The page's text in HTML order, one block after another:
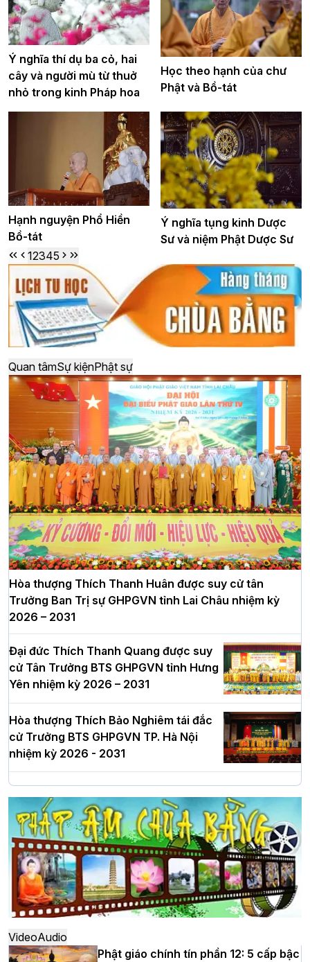
Ý nghĩa thí dụ ba cỏ, hai
cây và người mù từ thuở
nhỏ trong kinh Pháp hoa
Học theo hạnh của chư
Phật và Bồ-tát
Hạnh nguyện Phổ Hiền
Bồ-tát
Ý nghĩa tụng kinh Dược
Sư và niệm Phật Dược Sư
12345
Quan tâmSự kiệnPhật sự
Hòa thượng Thích Thanh Huân được suy cử tân
Trưởng Ban Trị sự GHPGVN tỉnh Lai Châu nhiệm kỳ
2026 – 2031
Đại đức Thích Thanh Quang được suy
cử Tân Trưởng BTS GHPGVN tỉnh Hưng
Yên nhiệm kỳ 2026 – 2031
Hòa thượng Thích Bảo Nghiêm tái đắc
cử Trưởng BTS GHPGVN TP. Hà Nội
nhiệm kỳ 2026 - 2031
Hà Nội: Long trọng lễ khởi công xây
dựng Trung tâm văn hóa Phật giáo Thủ
đô
Hà Nội: Ngày tu học cuối cùng khép lại
khóa sinh hoạt Phật pháp mùa hè lần
thứ XIV tại chùa Bằng
VideoAudio
Phật giáo chính tín phần 12: 5 cấp bậc